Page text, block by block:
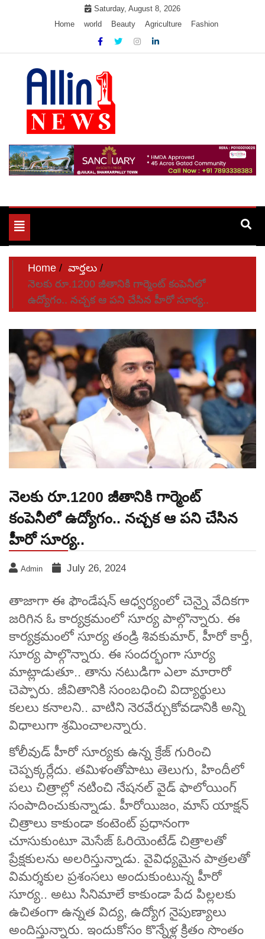
Saturday, August 8, 2026
Home
world Beauty Agriculture Fashion
Allin1news
Toggle
navigation
Home
వార్తలు
నెలకు రూ.1200 జీతానికి గార్మెంట్ కంపెనీలో
ఉద్యోగం.. నచ్చక ఆ పని చేసిన హీరో సూర్య..
నెలకు రూ.1200 జీతానికి గార్మెంట్
కంపెనీలో ఉద్యోగం.. నచ్చక ఆ పని చేసిన
హీరో సూర్య..
Admin July 26, 2024
తాజాగా ఈ ఫౌండేషన్ ఆధ్వర్యంలో చెన్నై వేదికగా
జరిగిన ఓ కార్యక్రమంలో సూర్య పాల్గొన్నారు. ఈ
కార్యక్రమంలో సూర్య తండ్రి శివకుమార్, హీరో కార్తీ,
సూర్య పాల్గొన్నారు. ఈ సందర్భంగా సూర్య
మాట్లాడుతూ.. తాను నటుడిగా ఎలా మారారో
చెప్పారు. జీవితానికి సంంబధించి విద్యార్థులు
కలలు కనాలని.. వాటిని నెరవేర్చుకోవడానికి అన్ని
విధాలుగా శ్రమించాలన్నారు.
కోలీవుడ్ హీరో సూర్యకు ఉన్న క్రేజ్ గురించి
చెప్పక్కర్లేదు. తమిళంతోపాటు తెలుగు, హిందీలో
పలు చిత్రాల్లో నటించి నేషనల్ వైడ్ ఫాలోయింగ్
సంపాదించుకున్నాడు. హీరోయిజం, మాస్ యాక్షన్
చిత్రాలు కాకుండా కంటెంట్ ప్రధానంగా
చూసుకుంటూ మెసేజ్ ఓరియెంటేడ్ చిత్రాలతో
ప్రేక్షకులను అలరిస్తున్నాడు. వైవిధ్యమైన పాత్రలతో
విమర్శకుల ప్రశంసలు అందుకుంటున్న హీరో
సూర్య.. అటు సినిమాలే కాకుండా పేద పిల్లలకు
ఉచితంగా ఉన్నత విద్య, ఉద్యోగ నైపుణ్యాలు
అందిస్తున్నారు. ఇందుకోసం కొన్నేళ్ల క్రితం సొంతం